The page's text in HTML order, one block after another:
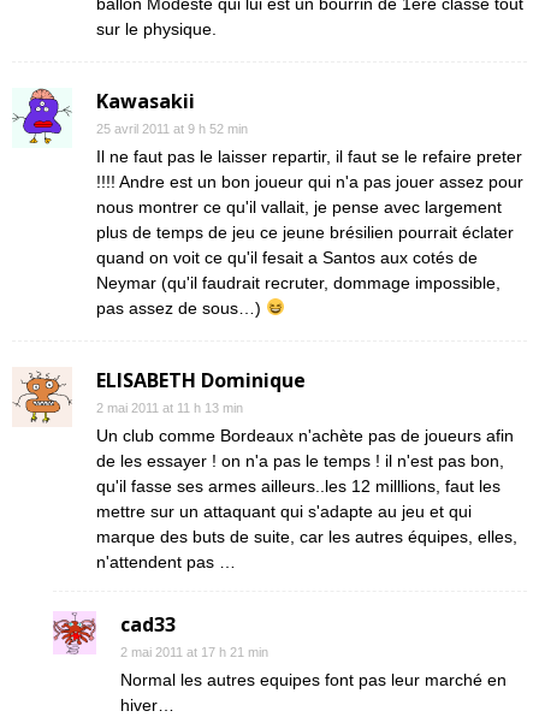
sur le physique.
Kawasakii
25 avril 2011 at 9 h 52 min
Il ne faut pas le laisser repartir, il faut se le refaire preter
!!!! Andre est un bon joueur qui n'a pas jouer assez pour
nous montrer ce qu'il vallait, je pense avec largement
plus de temps de jeu ce jeune brésilien pourrait éclater
quand on voit ce qu'il fesait a Santos aux cotés de
Neymar (qu'il faudrait recruter, dommage impossible,
pas assez de sous…)
ELISABETH Dominique
2 mai 2011 at 11 h 13 min
Un club comme Bordeaux n'achète pas de joueurs afin
de les essayer ! on n'a pas le temps ! il n'est pas bon,
qu'il fasse ses armes ailleurs..les 12 milllions, faut les
mettre sur un attaquant qui s'adapte au jeu et qui
marque des buts de suite, car les autres équipes, elles,
n'attendent pas …
cad33
2 mai 2011 at 17 h 21 min
Normal les autres equipes font pas leur marché en
hiver…